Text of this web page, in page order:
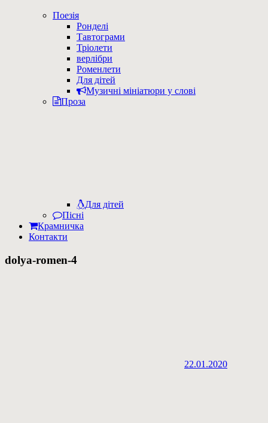
Поезія
Ронделі
Тавтограми
Тріолети
верлібри
Роменлети
Для дітей
Музичні мініатюри у слові
Проза
Для дітей
Пісні
Крамничка
Контакти
dolya-romen-4
22.01.2020